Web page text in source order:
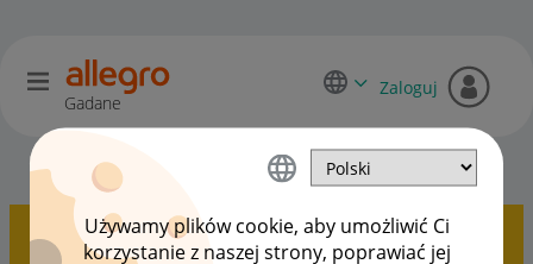
Używamy plików cookie, aby umożliwić Ci
korzystanie z naszej strony, poprawiać jej
Gadane
Zaloguj
Smart! dla kupujących OPCJE
Pokazywanie tematów z etykietąPaczkomat